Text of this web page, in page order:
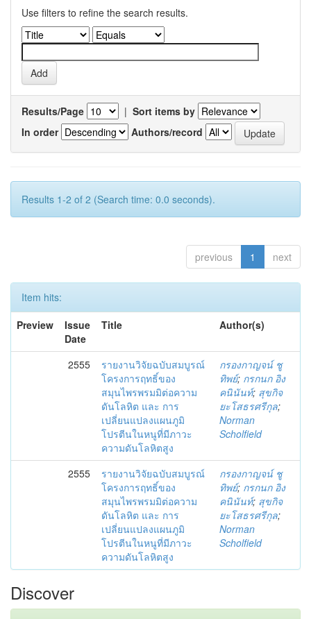
Use filters to refine the search results.
Results/Page | Sort items by
In order
Authors/record
Results 1-2 of 2 (Search time: 0.0 seconds).
previous 1 next
Item hits:
Preview
Issue
Date
Title Author(s)
2555
รายงานวิจัยฉบับสมบูรณ์
โครงการฤทธิ์ของ
สมุนไพรพรมมิต่อความ
ดันโลหิต และ การ
เปลี่ยนแปลงแผนภูมิ
โปรตีนในหนูที่มีภาวะ
ความดันโลหิตสูง
กรองกาญจน์ ชู
ทิพย์; กรกนก อิง
คนินันท์; สุขกิจ
ยะโสธรศรีกุล;
Norman
Scholfield
2555
รายงานวิจัยฉบับสมบูรณ์
โครงการฤทธิ์ของ
สมุนไพรพรมมิต่อความ
ดันโลหิต และ การ
เปลี่ยนแปลงแผนภูมิ
โปรตีนในหนูที่มีภาวะ
ความดันโลหิตสูง
กรองกาญจน์ ชู
ทิพย์; กรกนก อิง
คนินันท์; สุขกิจ
ยะโสธรศรีกุล;
Norman
Scholfield
Discover